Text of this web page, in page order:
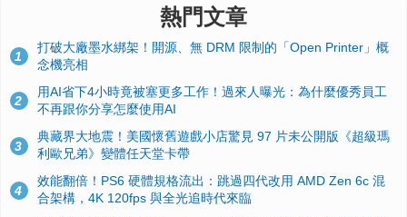
熱門文章
1
打破大廠墨水綁架！開源、無 DRM 限制的「Open Printer」概
念機亮相
2
用AI省下4小時竟被塞更多工作！過來人曝光：為什麼優秀員工
不再跟你分享怎麼使用AI
3
典藏界大地震！美國懷舊遊戲小店驚見 97 片未公開版《超級瑪
利歐兄弟》變體任天堂卡帶
4
效能翻倍！PS6 硬體規格流出：跳過四代改用 AMD Zen 6c 混
合架構，4K 120fps 與全光追時代來臨